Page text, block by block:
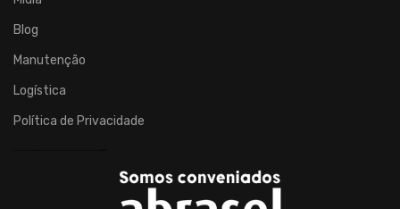
Blog
Manutenção
Logística
Política de Privacidade